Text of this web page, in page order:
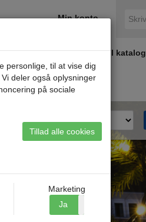
Min konto
Om Riis Rejser Bestil katalog
personlige, til at vise dig
deler også oplysninger
på sociale
Tillad alle cookies
Marketing
Ja